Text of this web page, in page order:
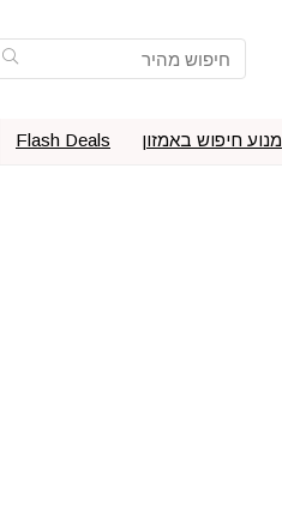
מנוע חיפוש באמזון Flash Deals